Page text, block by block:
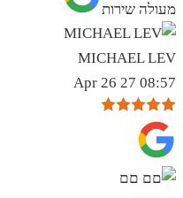
מעולה שירות
MICHAEL LEV
08:57 27 Apr 26